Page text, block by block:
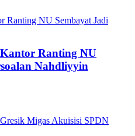
Ranting NU
Nahdliyyin